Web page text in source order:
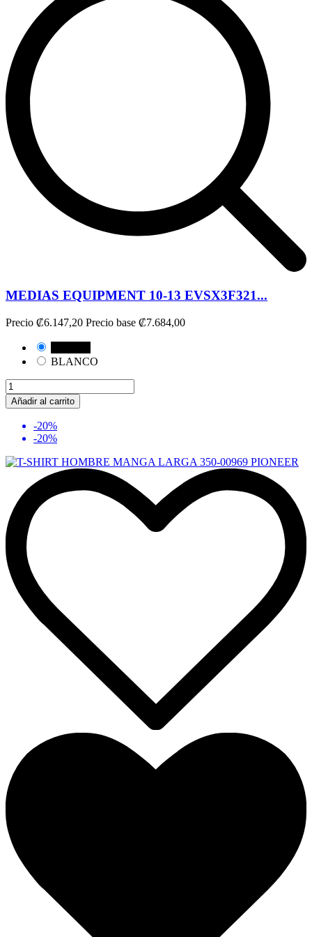
MEDIAS EQUIPMENT 10-13 EVSX3F321...
Precio ₡6.147,20 Precio base ₡7.684,00
BLANCO
Añadir al carrito
-20%
-20%